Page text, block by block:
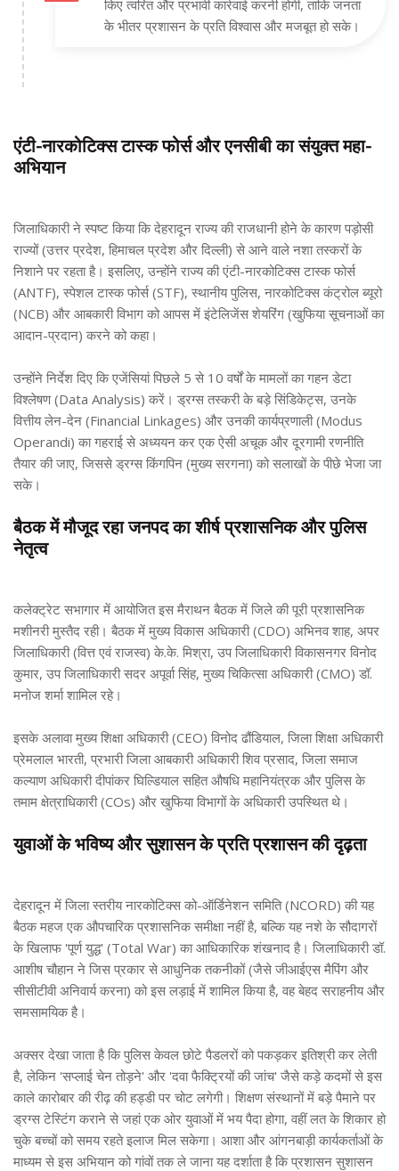
किए त्वरित और प्रभावी कार्रवाई करनी होगी, ताकि जनता
के भीतर प्रशासन के प्रति विश्वास और मजबूत हो सके।
एंटी-नारकोटिक्स टास्क फोर्स और एनसीबी का संयुक्त महा-
अभियान
जिलाधिकारी ने स्पष्ट किया कि देहरादून राज्य की राजधानी होने के कारण पड़ोसी
राज्यों (उत्तर प्रदेश, हिमाचल प्रदेश और दिल्ली) से आने वाले नशा तस्करों के
निशाने पर रहता है। इसलिए, उन्होंने राज्य की एंटी-नारकोटिक्स टास्क फोर्स
(ANTF), स्पेशल टास्क फोर्स (STF), स्थानीय पुलिस, नारकोटिक्स कंट्रोल ब्यूरो
(NCB) और आबकारी विभाग को आपस में इंटेलिजेंस शेयरिंग (खुफिया सूचनाओं का
आदान-प्रदान) करने को कहा।
उन्होंने निर्देश दिए कि एजेंसियां पिछले 5 से 10 वर्षों के मामलों का गहन डेटा
विश्लेषण (Data Analysis) करें। ड्रग्स तस्करी के बड़े सिंडिकेट्स, उनके
वित्तीय लेन-देन (Financial Linkages) और उनकी कार्यप्रणाली (Modus
Operandi) का गहराई से अध्ययन कर एक ऐसी अचूक और दूरगामी रणनीति
तैयार की जाए, जिससे ड्रग्स किंगपिन (मुख्य सरगना) को सलाखों के पीछे भेजा जा
सके।
बैठक में मौजूद रहा जनपद का शीर्ष प्रशासनिक और पुलिस
नेतृत्व
कलेक्ट्रेट सभागार में आयोजित इस मैराथन बैठक में जिले की पूरी प्रशासनिक
मशीनरी मुस्तैद रही। बैठक में मुख्य विकास अधिकारी (CDO) अभिनव शाह, अपर
जिलाधिकारी (वित्त एवं राजस्व) के.के. मिश्रा, उप जिलाधिकारी विकासनगर विनोद
कुमार, उप जिलाधिकारी सदर अपूर्वा सिंह, मुख्य चिकित्सा अधिकारी (CMO) डॉ.
मनोज शर्मा शामिल रहे।
इसके अलावा मुख्य शिक्षा अधिकारी (CEO) विनोद ढौंडियाल, जिला शिक्षा अधिकारी
प्रेमलाल भारती, प्रभारी जिला आबकारी अधिकारी शिव प्रसाद, जिला समाज
कल्याण अधिकारी दीपांकर घिल्डियाल सहित औषधि महानियंत्रक और पुलिस के
तमाम क्षेत्राधिकारी (COs) और खुफिया विभागों के अधिकारी उपस्थित थे।
युवाओं के भविष्य और सुशासन के प्रति प्रशासन की दृढ़ता
देहरादून में जिला स्तरीय नारकोटिक्स को-ऑर्डिनेशन समिति (NCORD) की यह
बैठक महज एक औपचारिक प्रशासनिक समीक्षा नहीं है, बल्कि यह नशे के सौदागरों
के खिलाफ 'पूर्ण युद्ध' (Total War) का आधिकारिक शंखनाद है। जिलाधिकारी डॉ.
आशीष चौहान ने जिस प्रकार से आधुनिक तकनीकों (जैसे जीआईएस मैपिंग और
सीसीटीवी अनिवार्य करना) को इस लड़ाई में शामिल किया है, वह बेहद सराहनीय और
समसामयिक है।
अक्सर देखा जाता है कि पुलिस केवल छोटे पैडलरों को पकड़कर इतिश्री कर लेती
है, लेकिन 'सप्लाई चेन तोड़ने' और 'दवा फैक्ट्रियों की जांच' जैसे कड़े कदमों से इस
काले कारोबार की रीढ़ की हड्डी पर चोट लगेगी। शिक्षण संस्थानों में बड़े पैमाने पर
ड्रग्स टेस्टिंग कराने से जहां एक ओर युवाओं में भय पैदा होगा, वहीं लत के शिकार हो
चुके बच्चों को समय रहते इलाज मिल सकेगा। आशा और आंगनबाड़ी कार्यकर्ताओं के
माध्यम से इस अभियान को गांवों तक ले जाना यह दर्शाता है कि प्रशासन सुशासन